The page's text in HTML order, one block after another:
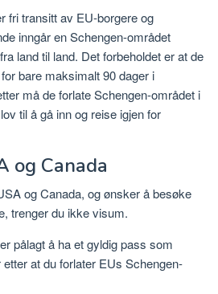
fri transitt av EU-borgere og
inngår en Schengen-området
land til land. Det forbeholdet er at de
bare maksimalt 90 dager i
må de forlate Schengen-området i
til å gå inn og reise igjen for
og Canada
og Canada, og ønsker å besøke
trenger du ikke visum.
pålagt å ha et gyldig pass som
at du forlater EUs Schengen-